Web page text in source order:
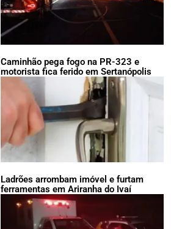
Caminhão pega fogo na PR-323 e
motorista fica ferido em Sertanópolis
Ladrões arrombam imóvel e furtam
ferramentas em Ariranha do Ivaí